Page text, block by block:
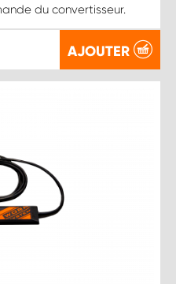
du convertisseur.
AJOUTER